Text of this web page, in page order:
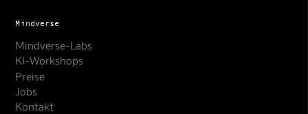
Mindverse
Mindverse-Labs
KI-Workshops
Preise
Jobs
Kontakt